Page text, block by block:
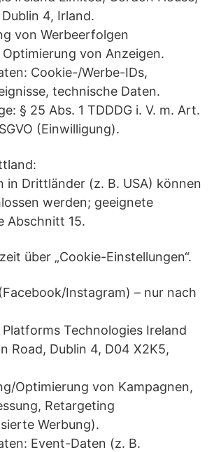
4, Irland.
von Werbeerfolgen
von Anzeigen.
Cookie-/Werbe-IDs,
technische Daten.
§ 25 Abs. 1 TDDDG i. V. m. Art.
(Einwilligung).
in Drittländer (z. B. USA) können
werden; geeignete
Abschnitt 15.
über „Cookie-Einstellungen“.
Instagram) – nur nach
Technologies Ireland
Road, Dublin 4, D04 X2K5,
Optimierung von Kampagnen,
Retargeting
Werbung).
Event-Daten (z. B.